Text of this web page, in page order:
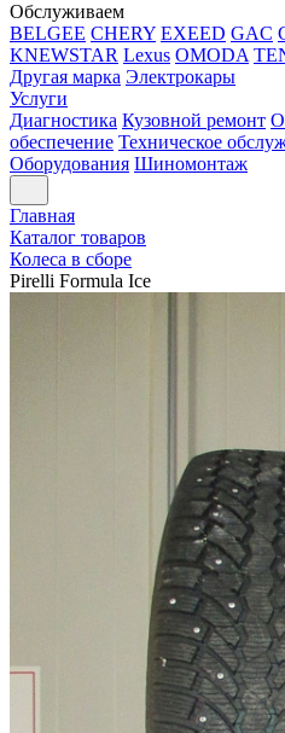
Обслуживаем
BELGEE CHERY EXEED GAC
KNEWSTAR Lexus OMODA
Другая марка Электрокары
Услуги
Диагностика Кузовной ремонт
обеспечение Техническое
Оборудования Шиномонтаж
Главная
Каталог товаров
Колеса в сборе
Pirelli Formula Ice